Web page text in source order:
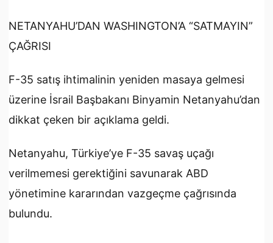
NETANYAHU’DAN WASHINGTON’A “SATMAYIN”
ÇAĞRISI
F-35 satış ihtimalinin yeniden masaya gelmesi
üzerine İsrail Başbakanı Binyamin Netanyahu’dan
dikkat çeken bir açıklama geldi.
Netanyahu, Türkiye’ye F-35 savaş uçağı
verilmemesi gerektiğini savunarak ABD
yönetimine kararından vazgeçme çağrısında
bulundu.